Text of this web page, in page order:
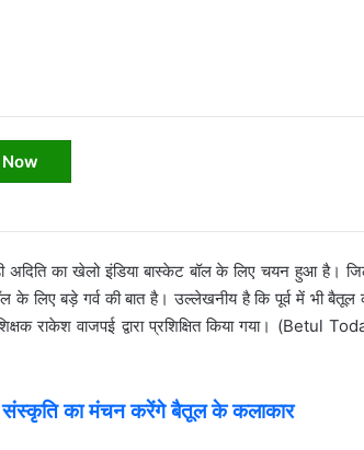
अदिति का खेलो इंडिया बास्केट बॉल के लिए चयन हुआ है।
के लिए बड़े गर्व की बात है। उल्लेखनीय है कि पूर्व में भी बैतूल
राकेश वाजपई द्वारा प्रशिक्षित किया गया। (Betul
का मंचन करेंगे बैतूल के कलाकार